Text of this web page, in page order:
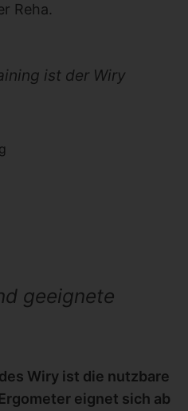
Reha.
ist der Wiry
geeignete
Wiry ist die nutzbare
eignet sich ab